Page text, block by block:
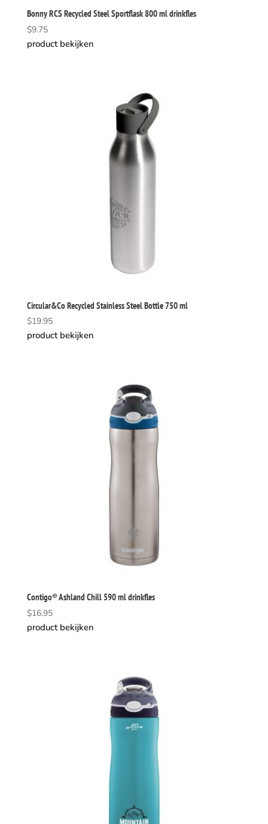
Bonny RCS Recycled Steel Sportflask 800 ml drinkfles
$9.75
product bekijken
Circular&Co Recycled Stainless Steel Bottle 750 ml
$19.95
product bekijken
Contigo® Ashland Chill 590 ml drinkfles
$16.95
product bekijken